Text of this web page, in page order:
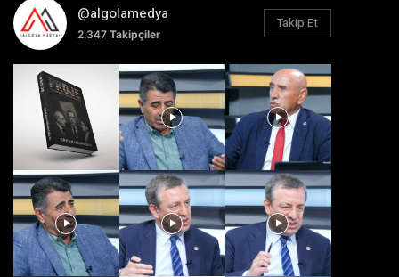
@algolamedya
2.347Takipçiler
Takip Et